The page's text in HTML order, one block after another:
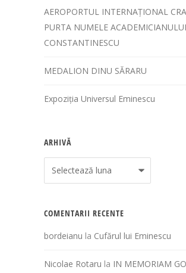
AEROPORTUL INTERNAȚIONAL
PURTA NUMELE
CONSTANTINESCU
MEDALION DINU SĂRARU
Expoziția Universul Eminescu
ARHIVĂ
Arhivă
COMENTARII RECENTE
bordeianu la Cufărul lui Eminescu
Nicolae Rotaru la IN MEMORIAM